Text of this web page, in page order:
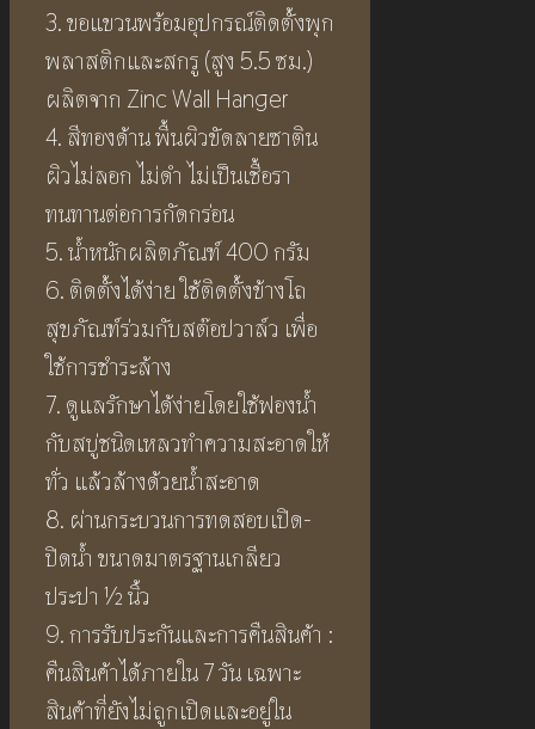
3. ขอแขวนพร้อมอุปกรณ์ติดตั้งพุก
พลาสติกและสกรู (สูง 5.5 ซม.)
ผลิตจาก Zinc Wall Hanger
4. สีทองด้าน พื้นผิวขัดลายซาติน
ผิวไม่ลอก ไม่ดำ ไม่เป็นเชื้อรา
ทนทานต่อการกัดกร่อน
5. น้ำหนักผลิตภัณฑ์ 400 กรัม
6. ติดตั้งได้ง่าย ใช้ติดตั้งข้างโถ
สุขภัณฑ์ร่วมกับสต๊อปวาล์ว เพื่อ
ใช้การชำระล้าง
7. ดูแลรักษาได้ง่ายโดยใช้ฟองน้ำ
กับสบู่ชนิดเหลวทำความสะอาดให้
ทั่ว แล้วล้างด้วยน้ำสะอาด
8. ผ่านกระบวนการทดสอบเปิด-
ปิดน้ำ ขนาดมาตรฐานเกลียว
ประปา ½ นิ้ว
9. การรับประกันและการคืนสินค้า :
คืนสินค้าได้ภายใน 7 วัน เฉพาะ
สินค้าที่ยังไม่ถูกเปิดและอยู่ใน